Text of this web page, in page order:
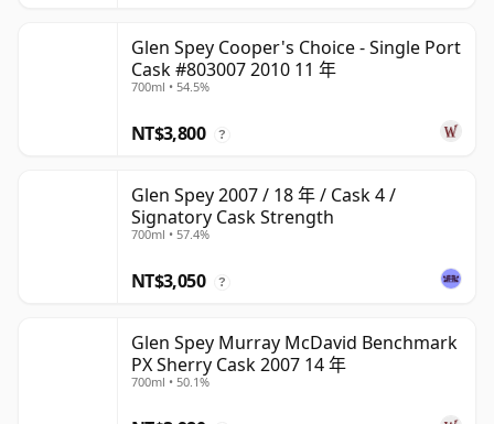
Glen Spey Cooper's Choice - Single Port
Cask #803007 2010 11 年
700ml • 54.5%
NT$3,800 ?
Glen Spey 2007 / 18 年 / Cask 4 /
Signatory Cask Strength
700ml • 57.4%
NT$3,050 ?
Glen Spey Murray McDavid Benchmark
PX Sherry Cask 2007 14 年
700ml • 50.1%